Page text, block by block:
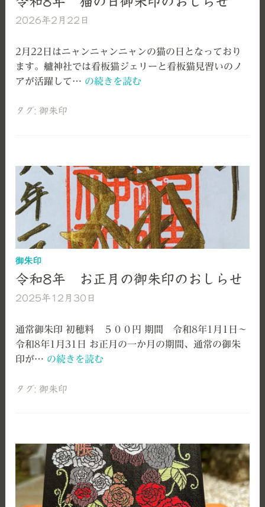
ま
つ
2026年2月22日
社
2月22日はニャンニャンニャンの猫の日となっており
ます。艫神社では看板猫ジェリーと看板猫見習いのノ
アが活躍して… 令
日
御
朱
印
の
お
ら
の続きを読む
タグ:御朱印
御朱印
令和8年 お正月の御朱印のおしらせ
2025年12月30日
社
通常御朱印 初穂料 ５００円 期間 令和8年1月1日～
令和8年1月31日 お正月の一か月の期間、通常の御朱
印が… 令
8
月
の
御
朱
の続きを読む
タグ:御朱印